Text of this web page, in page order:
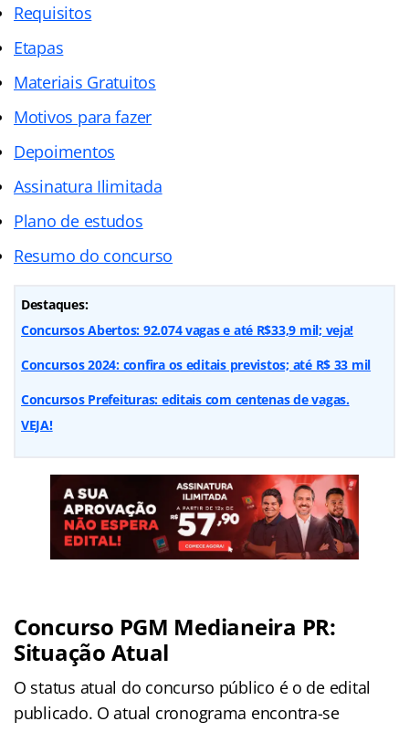
Requisitos
Etapas
Materiais Gratuitos
Motivos para fazer
Depoimentos
Assinatura Ilimitada
Plano de estudos
Resumo do concurso
Destaques:
Concursos Abertos: 92.074 vagas e até R$33,9 mil; veja!
Concursos 2024: confira os editais previstos; até R$ 33 mil
Concursos Prefeituras: editais com centenas de vagas.
VEJA!
Concurso PGM Medianeira PR:
Situação Atual
O status atual do concurso público é o de edital
publicado. O atual cronograma encontra-se